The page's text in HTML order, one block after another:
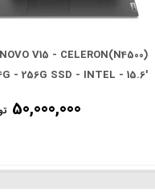
V15 - CELERON(N4500)
- 256G SSD - INTEL - 15.6'
50,000,000